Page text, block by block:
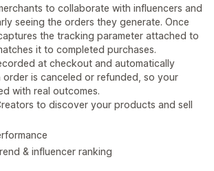
to collaborate with influencers and
seeing the orders they generate. Once
the tracking parameter attached to
it to completed purchases.
at checkout and automatically
order is canceled or refunded, so your
with real outcomes.
to discover your products and sell
& influencer ranking